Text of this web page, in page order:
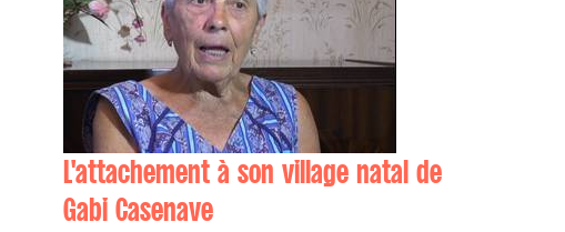
L'attachement à son village natal de
Gabi Casenave